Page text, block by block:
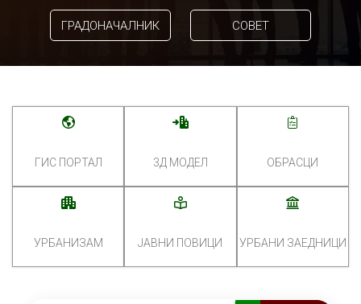
ГРАДОНАЧАЛНИК СОВЕТ
ГИС ПОРТАЛ 3Д МОДЕЛ ОБРАСЦИ
УРБАНИЗАМ ЈАВНИ ПОВИЦИ УРБАНИ ЗАЕДНИЦИ